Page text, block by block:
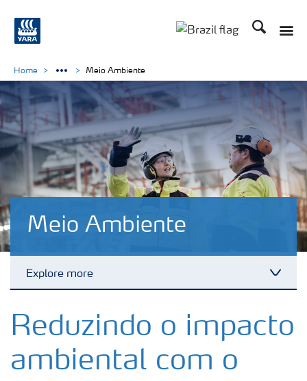
Busca
Meio Ambiente
Explore more
Logística, expedição e armazenamento
Segurança e manuseio
Home Meio Ambiente
Reduzindo o impacto
ambiental com o